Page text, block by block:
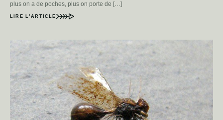
plus on a de poches, plus on porte de […]
LIRE L’ARTICLE